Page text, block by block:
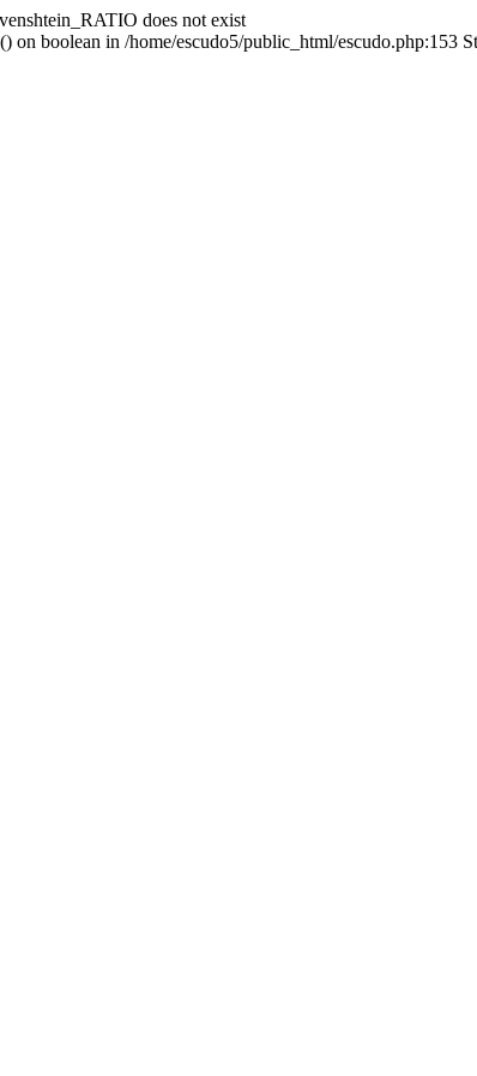
does not exist
on boolean in /home/escudo5/public_html/escudo.php:153